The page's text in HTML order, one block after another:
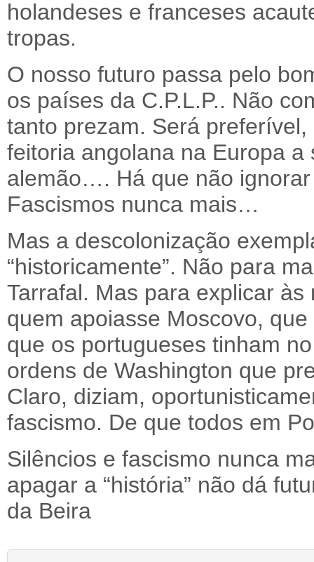
holandeses e franceses
tropas.
O nosso futuro passa pelo
os países da C.P.L.P.. Não
tanto prezam. Será
feitoria angolana na Europa
alemão…. Há que não
Fascismos nunca mais…
Mas a descolonização
“historicamente”. Não para
Tarrafal. Mas para explicar
quem apoiasse Moscovo,
que os portugueses tinham
ordens de Washington que
Claro, diziam,
fascismo. De que todos em
Silêncios e fascismo nunca
apagar a “história” não dá
da Beira